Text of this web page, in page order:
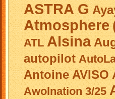
ASTRA G
Atmosphere
ATL Alsina
autopilot
Antoine AVISO
Awolnation 3/25